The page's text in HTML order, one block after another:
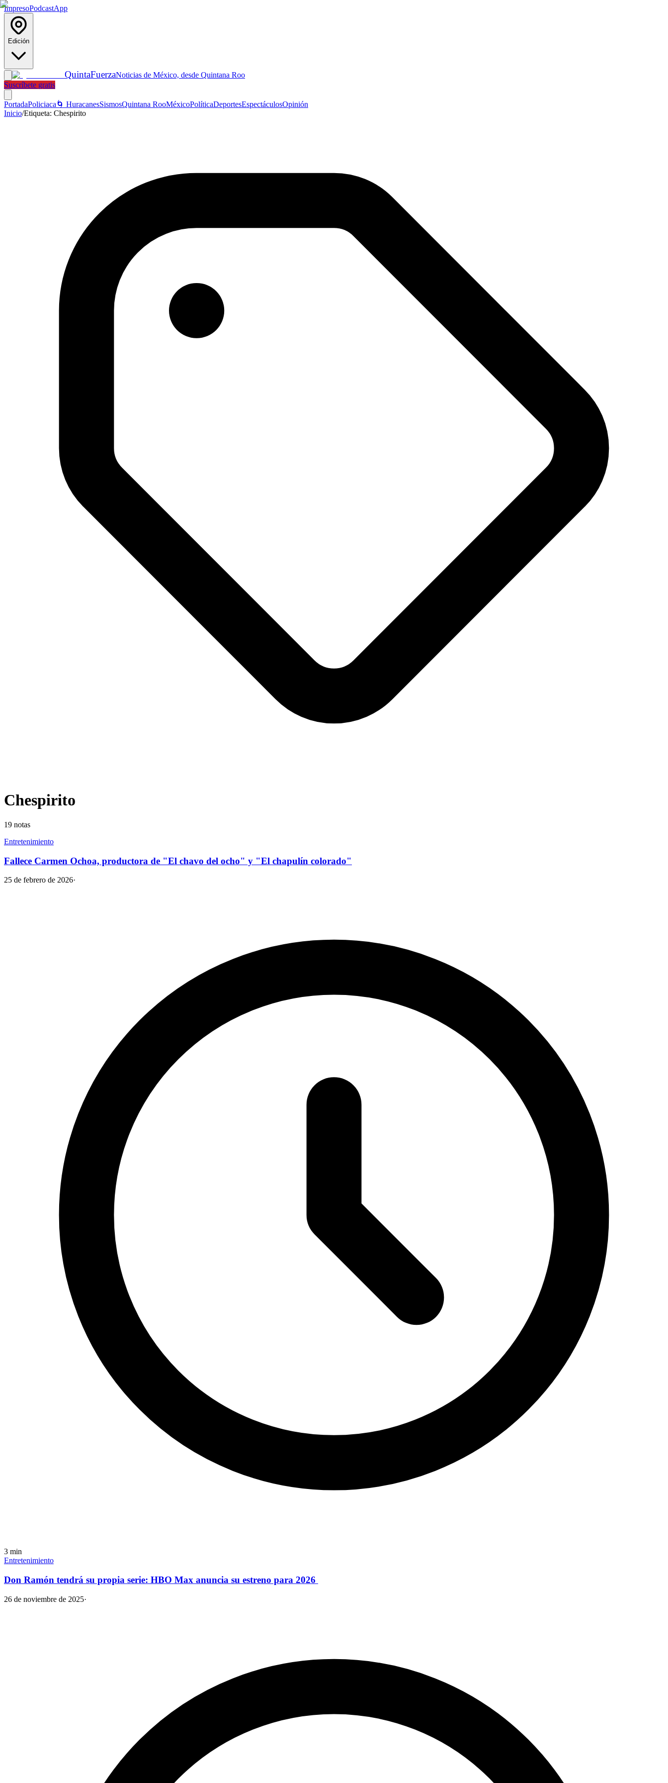
ImpresoPodcastApp
Edición
QuintaFuerzaNoticias de México, desde Quintana Roo
Suscríbete gratis
PortadaPoliciaca 🌀 HuracanesSismosQuintana RooMéxicoPolíticaDeportesEspectáculosOpinión
Inicio/Etiqueta: Chespirito
Chespirito
19 notas
Entretenimiento
Fallece Carmen Ochoa, productora de "El chavo del ocho" y "El chapulín colorado"
25 de febrero de 2026·
3 min
Entretenimiento
Don Ramón tendrá su propia serie: HBO Max anuncia su estreno para 2026
26 de noviembre de 2025·